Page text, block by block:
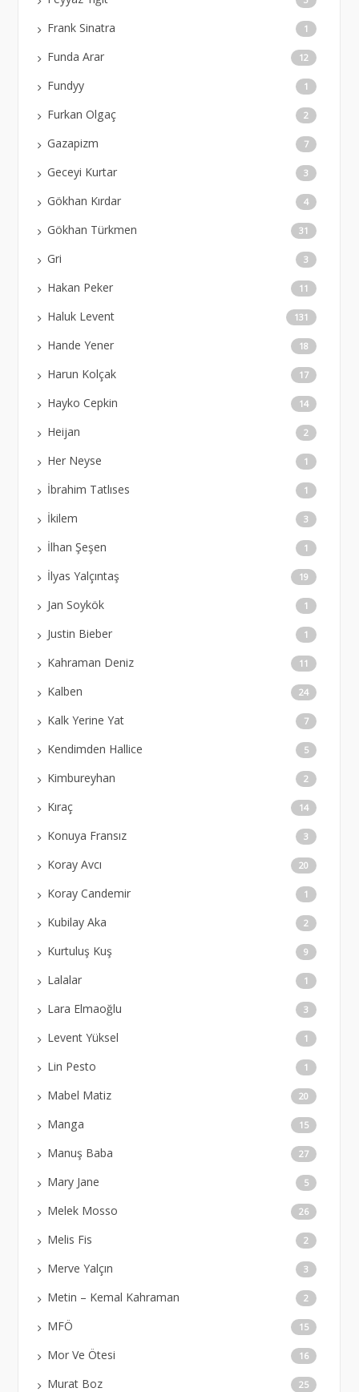
Frank Sinatra 1
Funda Arar 12
Fundyy 1
Furkan Olgaç 2
Gazapizm 7
Geceyi Kurtar 3
Gökhan Kırdar 4
Gökhan Türkmen 31
Gri 3
Hakan Peker 11
Haluk Levent 131
Hande Yener 18
Harun Kolçak 17
Hayko Cepkin 14
Heijan 2
Her Neyse 1
İbrahim Tatlıses 1
İkilem 3
İlhan Şeşen 1
İlyas Yalçıntaş 19
Jan Soykök 1
Justin Bieber 1
Kahraman Deniz 11
Kalben 24
Kalk Yerine Yat 7
Kendimden Hallice 5
Kimbureyhan 2
Kıraç 14
Konuya Fransız 3
Koray Avcı 20
Koray Candemir 1
Kubilay Aka 2
Kurtuluş Kuş 9
Lalalar 1
Lara Elmaoğlu 3
Levent Yüksel 1
Lin Pesto 1
Mabel Matiz 20
Manga 15
Manuş Baba 27
Mary Jane 5
Melek Mosso 26
Melis Fis 2
Merve Yalçın 3
Metin – Kemal Kahraman 2
MFÖ 15
Mor Ve Ötesi 16
Murat Boz 25